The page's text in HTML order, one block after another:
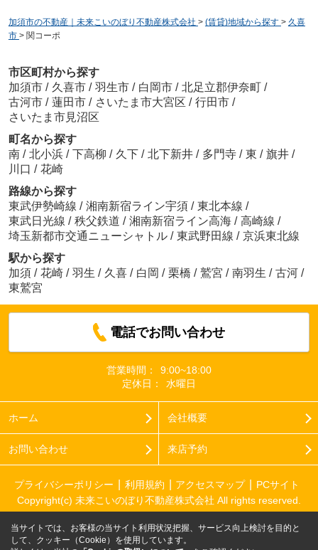
加須市の不動産｜未来こいのぼり不動産株式会社 > (賃貸)地域から探す > 久喜
市 > 関コーポ
市区町村から探す
加須市 / 久喜市 / 羽生市 / 白岡市 / 北足立郡伊奈町 /
古河市 / 蓮田市 / さいたま市大宮区 / 行田市 /
さいたま市見沼区
町名から探す
南 / 北小浜 / 下高柳 / 久下 / 北下新井 / 多門寺 / 東 / 旗井 /
川口 / 花崎
路線から探す
東武伊勢崎線 / 湘南新宿ライン宇須 / 東北本線 /
東武日光線 / 秩父鉄道 / 湘南新宿ライン高海 / 高崎線 /
埼玉新都市交通ニューシャトル / 東武野田線 / 京浜東北線
駅から探す
加須 / 花崎 / 羽生 / 久喜 / 白岡 / 栗橋 / 鷲宮 / 南羽生 / 古河 /
東鷲宮
電話でお問い合わせ
営業時間：
9:00~18:00
定休日：
水曜日
ホーム 会社概要
お問い合わせ 来店予約
プライバシーポリシー 利用規約 アクセスマップ
PCサイト
Copyright(c) 未来こいのぼり不動産株式会社 All rights reserved.
当サイトでは、お客様の当サイト利用状況把握、サービス向上検討を目的と
して、クッキー（Cookie）を使用しています。